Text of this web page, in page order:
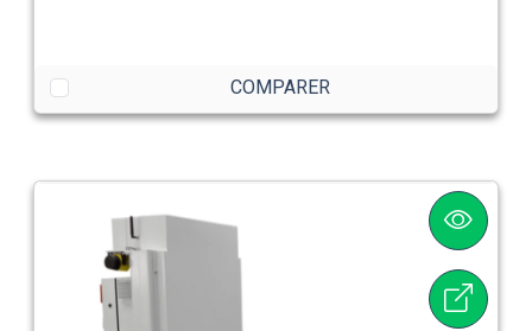
COMPARER